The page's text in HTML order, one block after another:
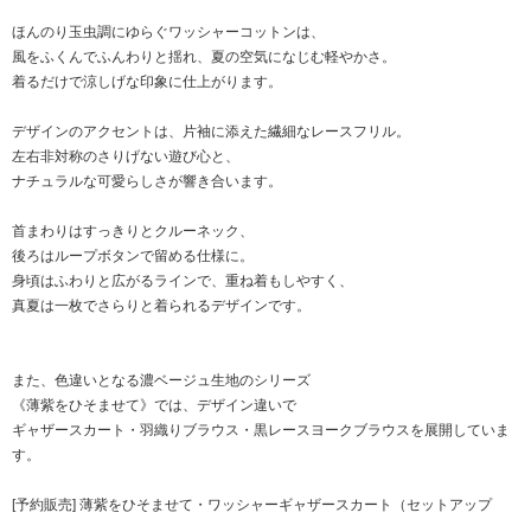
ほんのり玉虫調にゆらぐワッシャーコットンは、
風をふくんでふんわりと揺れ、夏の空気になじむ軽やかさ。
着るだけで涼しげな印象に仕上がります。
デザインのアクセントは、片袖に添えた繊細なレースフリル。
左右非対称のさりげない遊び心と、
ナチュラルな可愛らしさが響き合います。
首まわりはすっきりとクルーネック、
後ろはループボタンで留める仕様に。
身頃はふわりと広がるラインで、重ね着もしやすく、
真夏は一枚でさらりと着られるデザインです。
また、色違いとなる濃ベージュ生地のシリーズ
《薄紫をひそませて》では、デザイン違いで
ギャザースカート・羽織りブラウス・黒レースヨークブラウスを展開していま
す。
[予約販売] 薄紫をひそませて・ワッシャーギャザースカート（セットアップ